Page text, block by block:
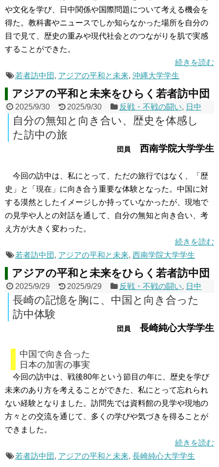
や文化を学び、日中関係や国際問題について考える機会を
得た。教科書やニュースでしか知らなかった場所を自分の
目で見て、歴史の重みや現代社会とのつながりを肌で実感
することができた。
続きを読む
若者訪中団 , アジアの平和と未来, 沖縄大学学生
アジアの平和と未来をひらく若者訪中団
2025/9/30 2025/9/30 反戦・不戦の闘い, 日中
自分の無知と向き合い、歴史を体感し
た訪中の旅
団員 西南学院大学学生
今回の訪中は、私にとって、ただの旅行ではなく、「歴
史」と「現在」に向き合う重要な体験となった。中国に対
する漠然としたイメージしか持っていなかったが、現地で
の見学や人との対話を通して、自分の無知と向き合い、考
え方が大きく変わった。
続きを読む
若者訪中団 , アジアの平和と未来, 西南学院大学学生
アジアの平和と未来をひらく若者訪中団
2025/9/29 2025/9/29 反戦・不戦の闘い, 日中
長崎の記憶を胸に、中国と向き合った
訪中体験
団員 長崎純心大学学生
中国で向き合った
日本の加害の事実
今回の訪中は、戦後80年という節目の年に、歴史を学び
未来のあり方を考えることができた、私にとって忘れられ
ない経験となりました。訪問先では資料館の見学や現地の
方々との交流を通じて、多くの学びや気づきを得ることが
できました。
続きを読む
若者訪中団 , アジアの平和と未来, 長崎純心大学学生